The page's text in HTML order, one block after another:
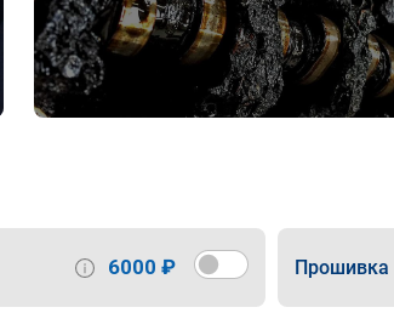
6000 ₽ Прошивка